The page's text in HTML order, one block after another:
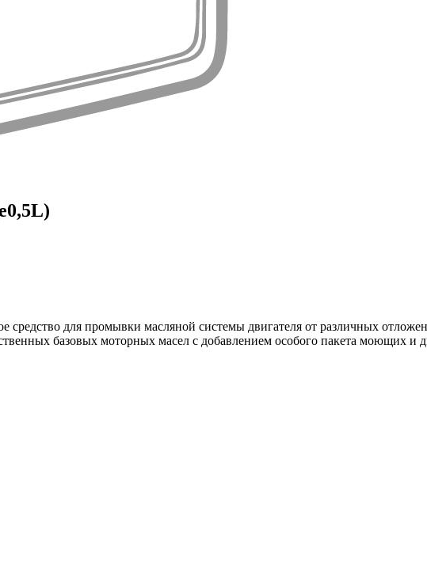
для промывки масляной системы двигателя от различных
базовых моторных масел с добавлением особого пакета моющих и